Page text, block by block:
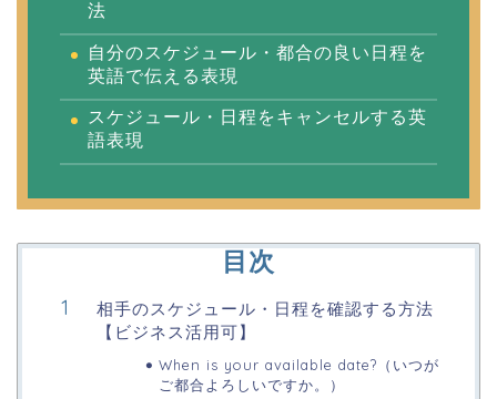
法
自分のスケジュール・都合の良い日程を
英語で伝える表現
スケジュール・日程をキャンセルする英
語表現
目次
相手のスケジュール・日程を確認する方法
【ビジネス活用可】
When is your available date?（いつが
ご都合よろしいですか。）